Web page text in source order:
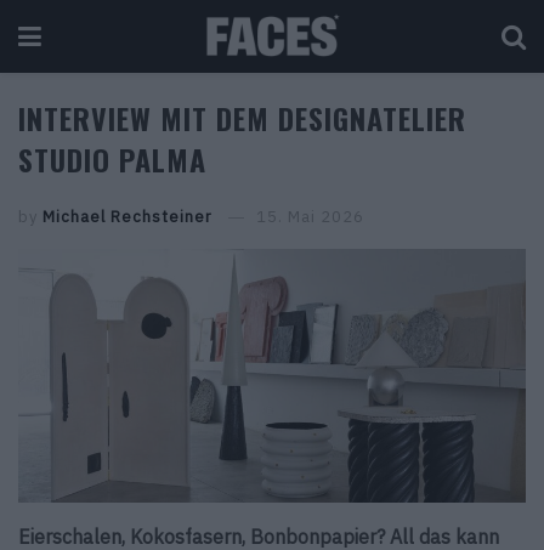
INTERVIEW MIT DEM DESIGNATELIER
STUDIO PALMA
by Michael Rechsteiner 15. Mai 2026
Eierschalen, Kokosfasern, Bonbonpapier? All das kann